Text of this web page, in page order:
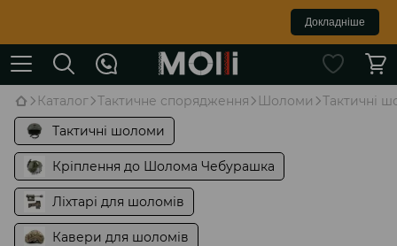
Докладніше
Каталог Тактичне спорядження Шоломи
Тактичні
Тактичні шоломи
Кріплення до Шолома Чебурашка
Ліхтарі для шоломів
Кавери для шоломів